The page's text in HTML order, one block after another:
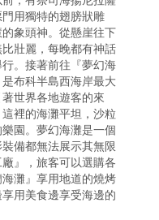
用獨特的翅膀狀雕
象頭神。從懸崖往下
壯麗，每晚都有神話
。接著前往『夢幻海
布科半島西海岸最大
世界各地遊客的來
裡的海灘平坦，沙粒
園。夢幻海灘是一個
備都無法展示其無限
』，旅客可以選購各
灘』享用地道的燒烤
用美食邊享受海邊的